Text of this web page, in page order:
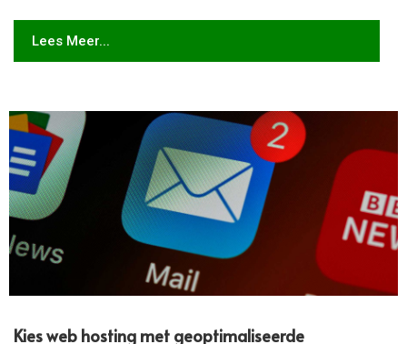
Lees Meer...
Kies web hosting met geoptimaliseerde